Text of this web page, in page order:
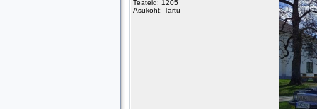
Teateid: 1205
Asukoht: Tartu